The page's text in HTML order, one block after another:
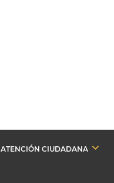
ATENCIÓN CIUDADANA